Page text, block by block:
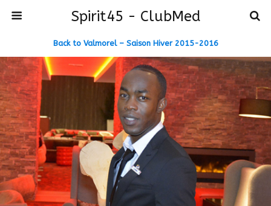
Spirit45 - ClubMed
Back to Valmorel – Saison Hiver 2015-2016